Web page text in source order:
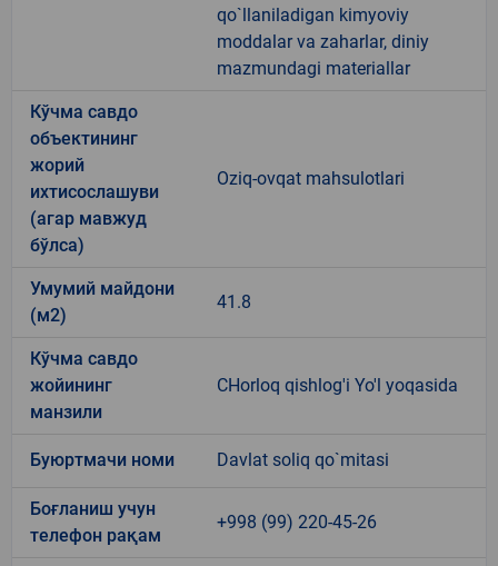
qo`llaniladigan kimyoviy
moddalar va zaharlar, diniy
mazmundagi materiallar
Кўчма савдо
объектининг
жорий
ихтисослашуви
(агар мавжуд
бўлса)
Oziq-ovqat mahsulotlari
Умумий майдони
(м2)
41.8
Кўчма савдо
жойининг
манзили
CHorloq qishlog'i Yo'l yoqasida
Буюртмачи номи Davlat soliq qo`mitasi
Боғланиш учун
телефон рақам
+998 (99) 220-45-26